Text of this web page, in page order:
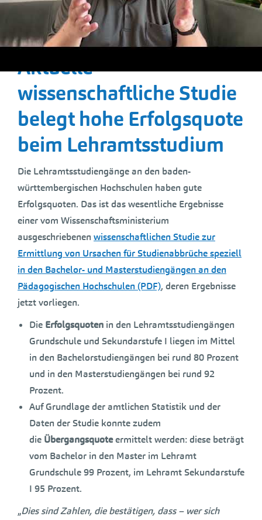
erfahren und wurde mit der „The Länd“ Kampagne
verlinkt. Die ersten Rückmeldungen – auch aus
anderen Bundesländern – waren sehr positiv.
Aktuelle
wissenschaftliche Studie
belegt hohe Erfolgsquote
beim Lehramtsstudium
Die Lehramtsstudiengänge an den baden-
württembergischen Hochschulen haben gute
Erfolgsquoten. Das ist das wesentliche Ergebnisse
einer vom Wissenschaftsministerium
ausgeschriebenen wissenschaftlichen Studie zur
Ermittlung von Ursachen für Studienabbrüche speziell
in den Bachelor- und Masterstudiengängen an den
Pädagogischen Hochschulen (PDF), deren Ergebnisse
jetzt vorliegen.
Die Erfolgsquoten in den Lehramtsstudiengängen
Grundschule und Sekundarstufe I liegen im Mittel
in den Bachelorstudiengängen bei rund 80 Prozent
und in den Masterstudiengängen bei rund 92
Prozent.
Auf Grundlage der amtlichen Statistik und der
Daten der Studie konnte zudem
die Übergangsquoteermittelt werden: diese beträgt
vom Bachelor in den Master im Lehramt
Grundschule 99 Prozent, im Lehramt Sekundarstufe
I 95 Prozent.
„Dies sind Zahlen, die bestätigen, dass – wer sich